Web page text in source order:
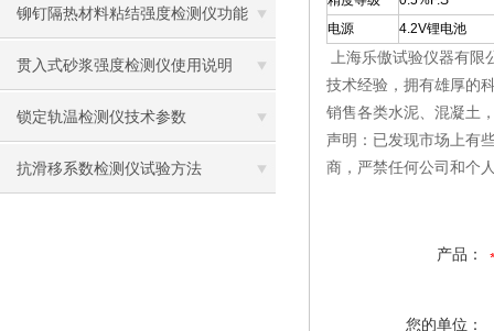
保养
铆钉隔热材料粘结强度检测仪功能
贯入式砂浆强度检测仪使用说明
锁定轨温检测仪技术参数
抗滑移系数检测仪试验方法
电源
4.2V锂电池
上海乐傲试验仪器有限
技术经验，拥有雄厚的
销售各类水泥、混凝土
声明：已发现市场上有
商，严禁任何公司和个
产品：
您的单位：